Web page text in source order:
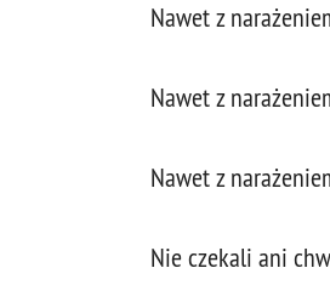
Nawet z
Nawet z
Nawet z
Nie czekali ani